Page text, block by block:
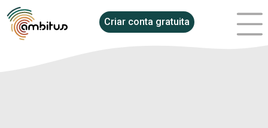
Criar conta gratuita